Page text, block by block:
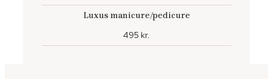
Luxus manicure/pedicure
495 kr.